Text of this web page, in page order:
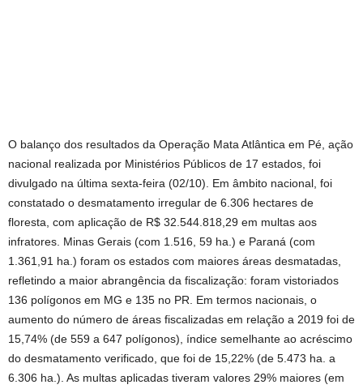
O balanço dos resultados da Operação Mata Atlântica em Pé, ação
nacional realizada por Ministérios Públicos de 17 estados, foi
divulgado na última sexta-feira (02/10). Em âmbito nacional, foi
constatado o desmatamento irregular de 6.306 hectares de
floresta, com aplicação de R$ 32.544.818,29 em multas aos
infratores. Minas Gerais (com 1.516, 59 ha.) e Paraná (com
1.361,91 ha.) foram os estados com maiores áreas desmatadas,
refletindo a maior abrangência da fiscalização: foram vistoriados
136 polígonos em MG e 135 no PR. Em termos nacionais, o
aumento do número de áreas fiscalizadas em relação a 2019 foi de
15,74% (de 559 a 647 polígonos), índice semelhante ao acréscimo
do desmatamento verificado, que foi de 15,22% (de 5.473 ha. a
6.306 ha.). As multas aplicadas tiveram valores 29% maiores (em